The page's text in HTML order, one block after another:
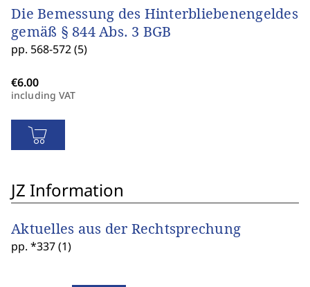
Die Bemessung des Hinterbliebenengeldes
gemäß § 844 Abs. 3 BGB
pp. 568-572 (5)
including VAT
JZ Information
Aktuelles aus der Rechtsprechung
pp. *337 (1)